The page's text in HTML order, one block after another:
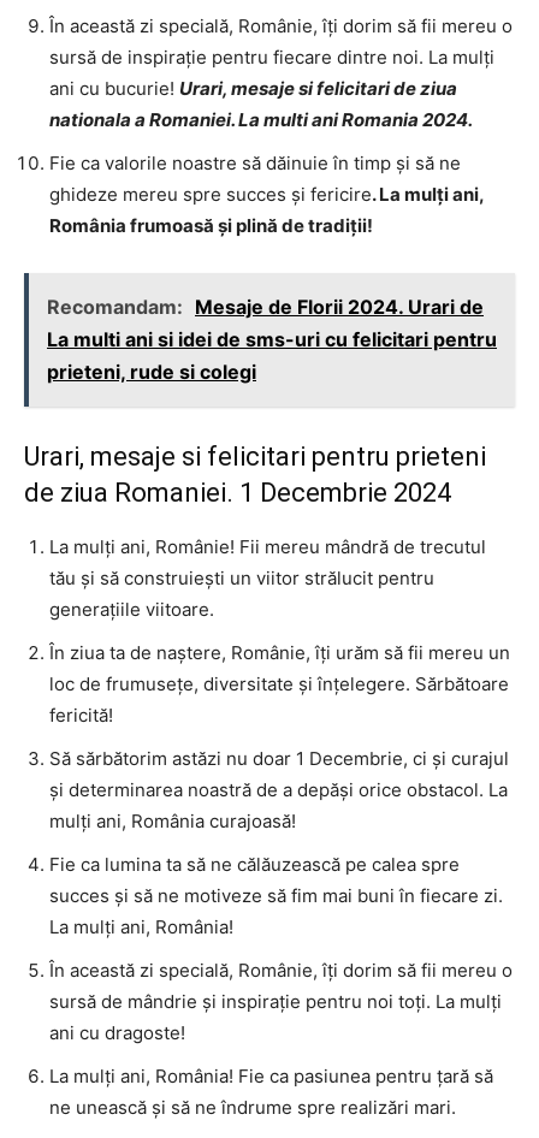
În această zi specială, Românie, îți dorim să fii mereu o
sursă de inspirație pentru fiecare dintre noi. La mulți
ani cu bucurie! Urari, mesaje si felicitari de ziua
nationala a Romaniei. La multi ani Romania 2024.
Fie ca valorile noastre să dăinuie în timp și să ne
ghideze mereu spre succes și fericire. La mulți ani,
România frumoasă și plină de tradiții!
Recomandam: Mesaje de Florii 2024. Urari de
La multi ani si idei de sms-uri cu felicitari pentru
prieteni, rude si colegi
Urari, mesaje si felicitari pentru prieteni
de ziua Romaniei. 1 Decembrie 2024
La mulți ani, Românie! Fii mereu mândră de trecutul
tău și să construiești un viitor strălucit pentru
generațiile viitoare.
În ziua ta de naștere, Românie, îți urăm să fii mereu un
loc de frumusețe, diversitate și înțelegere. Sărbătoare
fericită!
Să sărbătorim astăzi nu doar 1 Decembrie, ci și curajul
și determinarea noastră de a depăși orice obstacol. La
mulți ani, România curajoasă!
Fie ca lumina ta să ne călăuzească pe calea spre
succes și să ne motiveze să fim mai buni în fiecare zi.
La mulți ani, România!
În această zi specială, Românie, îți dorim să fii mereu o
sursă de mândrie și inspirație pentru noi toți. La mulți
ani cu dragoste!
La mulți ani, România! Fie ca pasiunea pentru țară să
ne unească și să ne îndrume spre realizări mari.